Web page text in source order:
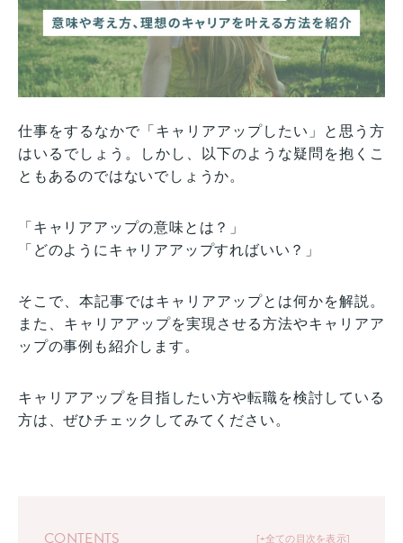
仕事をするなかで「キャリアアップしたい」と思う方
はいるでしょう。しかし、以下のような疑問を抱くこ
ともあるのではないでしょうか。
「キャリアアップの意味とは？」
「どのようにキャリアアップすればいい？」
そこで、本記事ではキャリアアップとは何かを解説。
また、キャリアアップを実現させる方法やキャリアア
ップの事例も紹介します。
キャリアアップを目指したい方や転職を検討している
方は、ぜひチェックしてみてください。
+全ての目次を表示
CONTENTS